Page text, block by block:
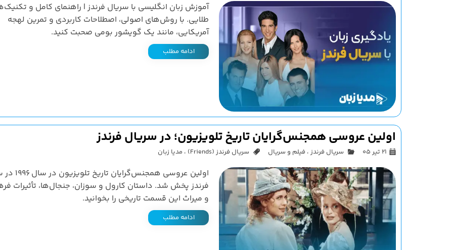
آموزش زبان انگلیسی با سریال فرندز | راهنمای کامل و
طلایی. با روش‌های اصولی، اصطلاحات کاربردی و تمرین لهجه
آمریکایی، مانند یک گویشور بومی صحبت کنید.
ادامه مطلب
اولین عروسی همجنس‌گرایان تاریخ تلویزیون؛ در سریال فرندز
۲۱ تیر ۰۵ سریال فرندز ، فیلم و سریال سریال فرندز (Friends) ، مدیا زبان
اولین عروسی
فرندز پخش شد. داستان کارول و سوزان، جنجال‌ها، تأثیرات
و میراث این قسمت تاریخی را بخوانید.
ادامه مطلب